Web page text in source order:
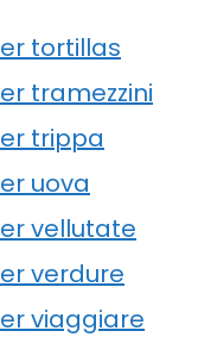
tortillas
tramezzini
trippa
uova
vellutate
verdure
viaggiare